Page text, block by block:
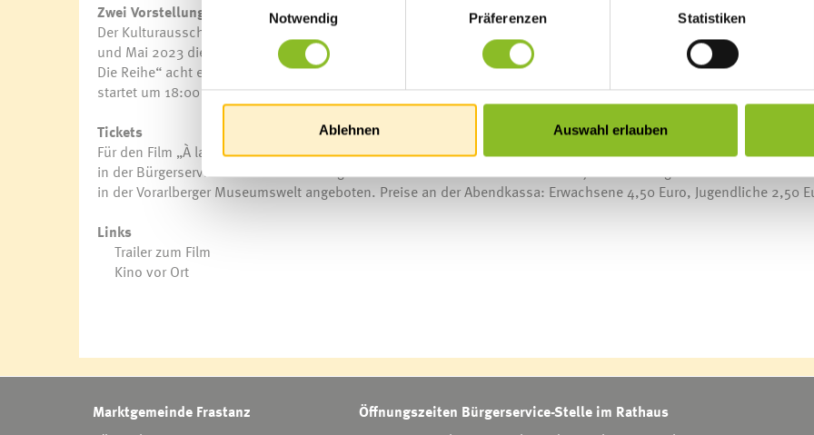
Notwendig
Präferenzen Statistiken
Ablehnen Auswahl erlauben
Zwei Vorstellungen an einem Abend
Der Kulturausschuss und der Gemeinde-Ausschuss für Soziales und Integration veranstalten zwischen Oktober
und Mai 2023 die Filmreihe im Kinosaal der Vorarlberger Museumswelt. Insgesamt werden in Kooperation mit „EU
Die Reihe“ acht europäische Filme gezeigt. An einem Kino-Abend gibt es jeweils zwei Vorstellungen. Die erste
startet um 18:00 Uhr, die zweite um 20:00 Uhr.
Tickets
Für den Film „À la Carte! – Freiheit geht durch den Magen“ sind noch Tickets erhältlich. Im Vorverkauf können die
in der Bürgerservice-Stelle im Rathaus gekauft werden. Zudem werden Tickets je nach Verfügbarkeit an der
in der Vorarlberger Museumswelt angeboten. Preise an der Abendkassa: Erwachsene 4,50 Euro, Jugendliche 2,50
Links
Trailer zum Film
Kino vor Ort
Marktgemeinde Frastanz
Öffnungszeiten Bürgerservice-Stelle im Rathaus